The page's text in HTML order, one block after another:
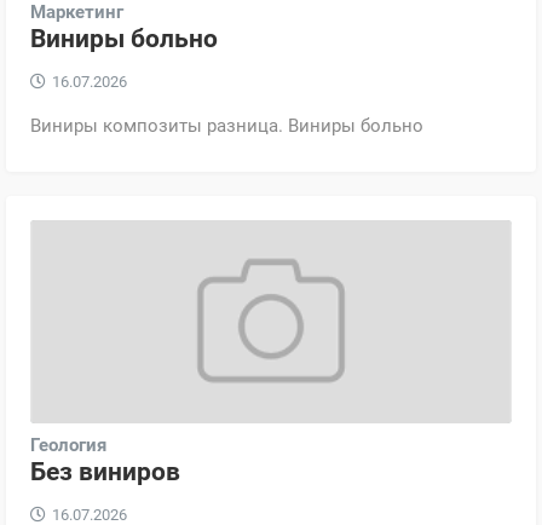
Маркетинг
Виниры больно
16.07.2026
Виниры композиты разница. Виниры больно
Геология
Без виниров
16.07.2026